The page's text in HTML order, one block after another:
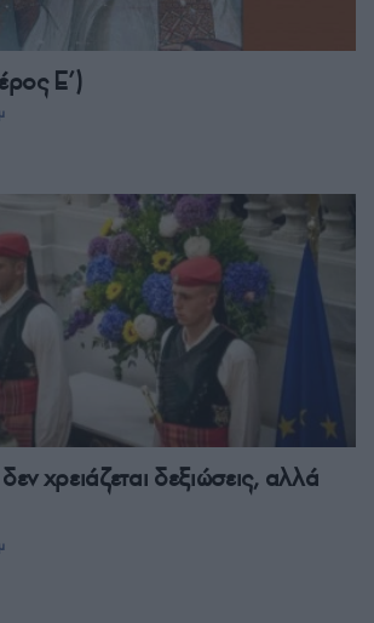
Ε’)
χρειάζεται δεξιώσεις, αλλά